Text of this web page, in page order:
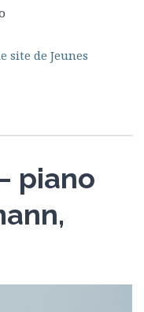
site de Jeunes
piano